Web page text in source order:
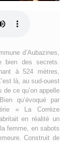
d’Aubazines,
bien des secrets.
à 524 mètres,
là, au sud-ouest
ce qu’on appelle
qu’évoqué par
« La Corrèze
en réalité un
femme, en sabots
Construit de